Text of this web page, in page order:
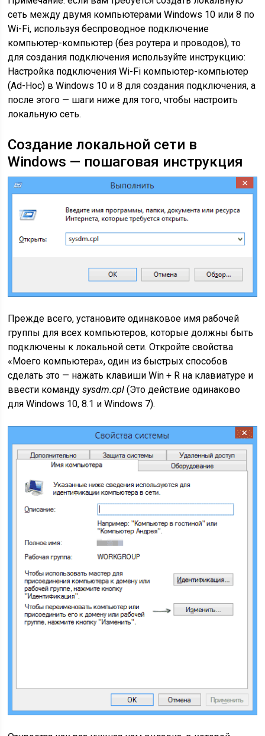
сеть между двумя компьютерами Windows 10 или 8 по
Wi-Fi, используя беспроводное подключение
компьютер-компьютер (без роутера и проводов), то
для создания подключения используйте инструкцию:
Настройка подключения Wi-Fi компьютер-компьютер
(Ad-Hoc) в Windows 10 и 8 для создания подключения, а
после этого — шаги ниже для того, чтобы настроить
локальную сеть.
Создание локальной сети в
Windows — пошаговая инструкция
Прежде всего, установите одинаковое имя рабочей
группы для всех компьютеров, которые должны быть
подключены к локальной сети. Откройте свойства
«Моего компьютера», один из быстрых способов
сделать это — нажать клавиши Win + R на клавиатуре и
ввести командуsysdm.cpl (Это действие одинаково
для Windows 10, 8.1 и Windows 7).